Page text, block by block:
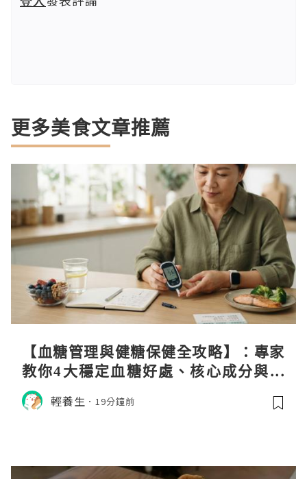
更多美食文章推薦
【血糖管理與健糖保健全攻略】：專家
教你4大穩定血糖好處、核心成分與日
常調養秘訣
輕養生 19分鐘前